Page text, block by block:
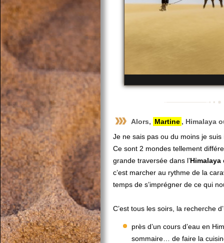
Alors, Martine , Himalaya
Je ne sais pas ou du moins je
Ce sont 2 mondes tellement
grande traversée dans l’Himalaya
c’est marcher au rythme de la
temps de s’imprégner de ce qui
C’est tous les soirs, la recherche
près d’un cours d’eau en
sommaire… de faire la